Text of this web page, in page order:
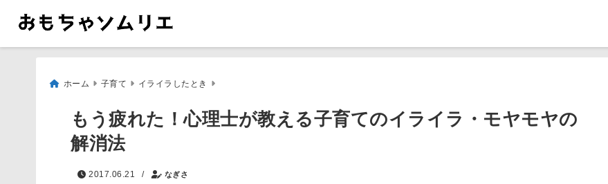
ホーム 子育て イライラしたとき
もう疲れた！心理士が教える子育てのイライラ・モヤモヤの
解消法
2017.06.21 / なぎさ